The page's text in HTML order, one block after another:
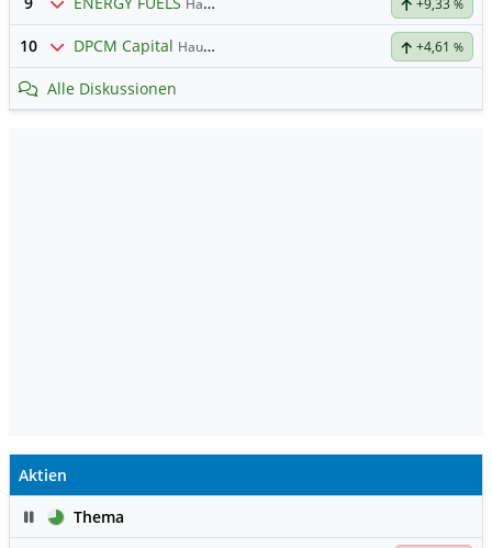
Hauptdiskussion +9,33 %
10 DPCM Capital Hauptdiskussion +4,61 %
Alle Diskussionen
Aktien
PauseThema